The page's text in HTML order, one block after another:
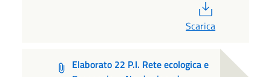
Scarica
Elaborato 22 P.I. Rete ecologica e